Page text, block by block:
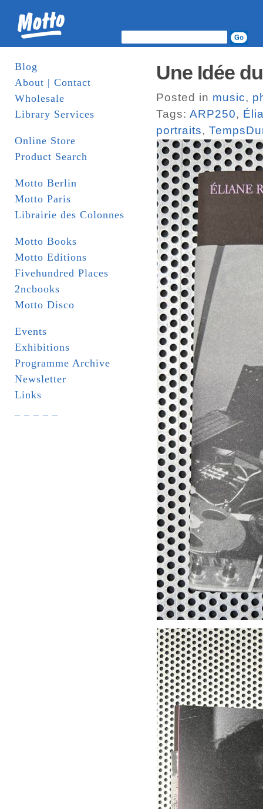
Blog
About | Contact
Wholesale
Library Services
Online Store
Product Search
Motto Berlin
Motto Paris
Librairie des Colonnes
Motto Books
Motto Editions
Fivehundred Places
2ncbooks
Motto Disco
Events
Exhibitions
Programme Archive
Newsletter
Links
Une Idée
Posted in music,
Tags: ARP250,
portraits,